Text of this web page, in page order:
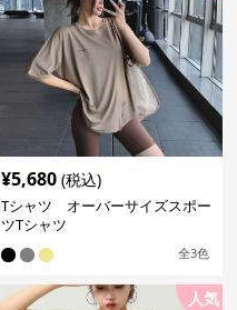
¥5,680 (税込)
Tシャツ オーバーサイズスポー
ツTシャツ
全3色
人気